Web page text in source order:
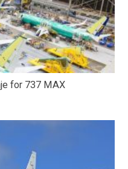
for 737 MAX